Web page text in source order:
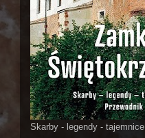
Skarby - legendy - tajemnice